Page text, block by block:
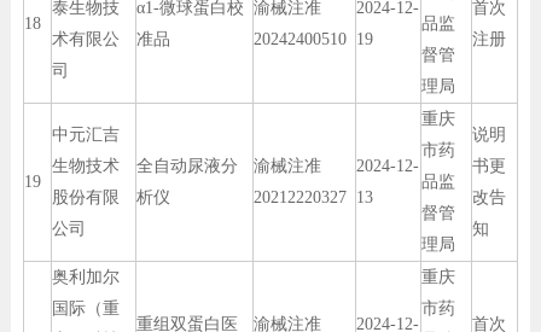
18
泰生物技
术有限公
司
α1-微球蛋白校
准品
渝械注准
20242400510
2024-12-
19
品监
督管
理局
首次
注册
19
中元汇吉
生物技术
股份有限
公司
全自动尿液分
析仪
渝械注准
20212220327
2024-12-
13
重庆
市药
品监
督管
理局
说明
书更
改告
知
奥利加尔
国际（重
重组双蛋白医 渝械注准 2024-12-
重庆
市药
首次